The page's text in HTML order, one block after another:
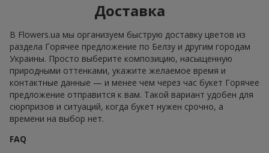
Доставка
В Flowers.ua мы организуем быструю доставку цветов из
раздела Горячее предложение по Белзу и другим городам
Украины. Просто выберите композицию, насыщенную
природными оттенками, укажите желаемое время и
контактные данные — и менее чем через час букет Горячее
предложение отправится к вам. Такой вариант удобен для
сюрпризов и ситуаций, когда букет нужен срочно, а
времени на выбор нет.
FAQ